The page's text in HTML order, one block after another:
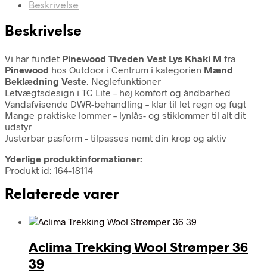
Beskrivelse
Beskrivelse
Vi har fundet Pinewood Tiveden Vest Lys Khaki M fra
Pinewood hos Outdoor i Centrum i kategorien Mænd
Beklædning Veste. Nøglefunktioner
Letvægtsdesign i TC Lite – høj komfort og åndbarhed
Vandafvisende DWR-behandling – klar til let regn og fugt
Mange praktiske lommer – lynlås- og stiklommer til alt dit
udstyr
Justerbar pasform – tilpasses nemt din krop og aktiv
Yderlige produktinformationer:
Produkt id: 164-18114
Relaterede varer
Aclima Trekking Wool Strømper 36
39